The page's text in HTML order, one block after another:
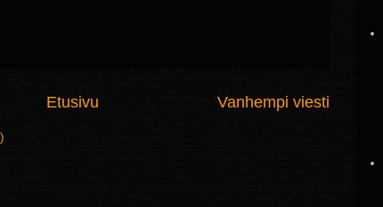
Vanhempi viesti
Etusivu